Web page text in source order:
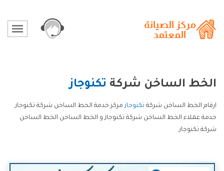
الخط الساخن شركة تكنوجاز
ارقام الخط الساخن شركة تكنوجازمركز خدمة الخط الساخن شركة تكنوجاز
خدمة عملاء الخط الساخن شركة تكنوجاز و الخط الساخن الخط الساخن
شركة تكنوجاز.